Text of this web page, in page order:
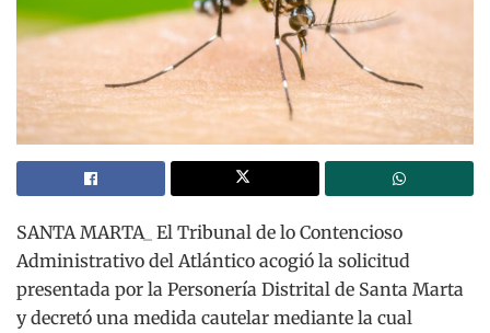
SANTA MARTA_ El Tribunal de lo Contencioso
Administrativo del Atlántico acogió la solicitud
presentada por la Personería Distrital de Santa Marta
y decretó una medida cautelar mediante la cual